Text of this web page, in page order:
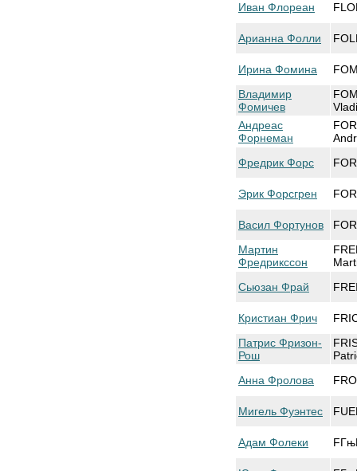
Иван Флореан
Арианна Фолли
Ирина Фомина
Владимир
Фомичев
Андреас
Форнеман
Фредрик Форс
Эрик Форсгрен
Васил Фортунов
Мартин
Фредрикссон
Сьюзан Фрай
Кристиан Фрич
Патрис Фризон-
Рош
Анна Фролова
Мигель Фуэнтес
Адам Фолеки